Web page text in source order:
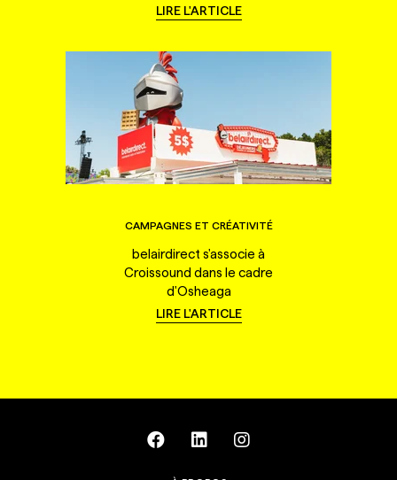
LIRE L'ARTICLE
CAMPAGNES ET CRÉATIVITÉ
belairdirect s'associe à
Croissound dans le cadre
d'Osheaga
LIRE L'ARTICLE